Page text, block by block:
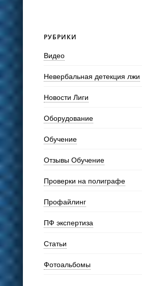
РУБРИКИ
Видео
Невербальная детекция лжи
Новости Лиги
Оборудование
Обучение
Отзывы Обучение
Проверки на полиграфе
Профайлинг
ПФ экспертиза
Статьи
Фотоальбомы